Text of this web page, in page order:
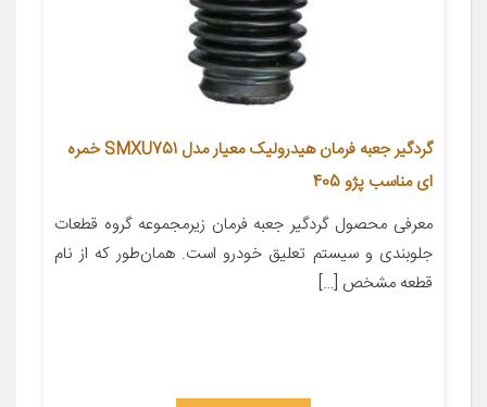
گردگیر جعبه فرمان هیدرولیک معیار مدل SMXU751 خمره
ای مناسب پژو 405
معرفی محصول گردگیر جعبه فرمان زیرمجموعه گروه قطعات
جلوبندی و سیستم تعلیق خودرو است. همان‌طور که از نام
قطعه مشخص […]